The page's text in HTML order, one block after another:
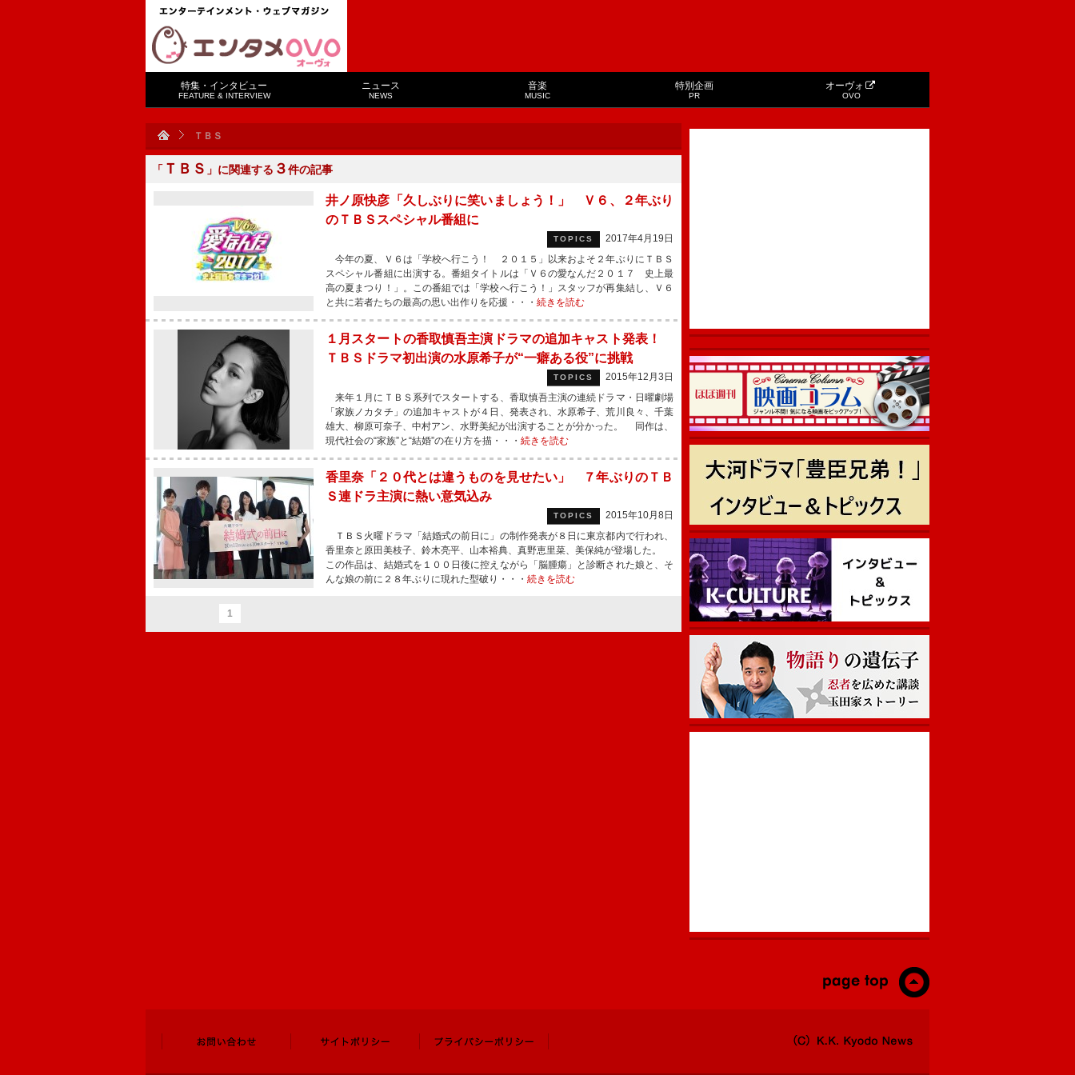
特集・インタビュー
FEATURE & INTERVIEW
ニュース
NEWS
音楽
MUSIC
特別企画
PR
オーヴォ
OVO
ＴＢＳ
「 ＴＢＳ 」に関連する ３件の記事
井ノ原快彦「久しぶりに笑いましょう！」 Ｖ６、２年ぶり
のＴＢＳスペシャル番組に
TOPICS
2017年4月19日
今年の夏、Ｖ６は「学校へ行こう！ ２０１５」以来およそ２年ぶりにＴＢＳ
スペシャル番組に出演する。番組タイトルは「Ｖ６の愛なんだ２０１７ 史上最
高の夏まつり！」。この番組では「学校へ行こう！」スタッフが再集結し、Ｖ６
と共に若者たちの最高の思い出作りを応援・・・ 続きを読む
１月スタートの香取慎吾主演ドラマの追加キャスト発表！
ＴＢＳドラマ初出演の水原希子が“一癖ある役”に挑戦
TOPICS
2015年12月3日
来年１月にＴＢＳ系列でスタートする、香取慎吾主演の連続ドラマ・日曜劇場
「家族ノカタチ」の追加キャストが４日、発表され、水原希子、荒川良々、千葉
雄大、柳原可奈子、中村アン、水野美紀が出演することが分かった。 同作は、
現代社会の“家族”と“結婚”の在り方を描・・・ 続きを読む
香里奈「２０代とは違うものを見せたい」 ７年ぶりのＴＢ
Ｓ連ドラ主演に熱い意気込み
TOPICS
2015年10月8日
ＴＢＳ火曜ドラマ「結婚式の前日に」の制作発表が８日に東京都内で行われ、
香里奈と原田美枝子、鈴木亮平、山本裕典、真野恵里菜、美保純が登場した。
この作品は、結婚式を１００日後に控えながら「脳腫瘍」と診断された娘と、そ
んな娘の前に２８年ぶりに現れた型破り・・・ 続きを読む
1